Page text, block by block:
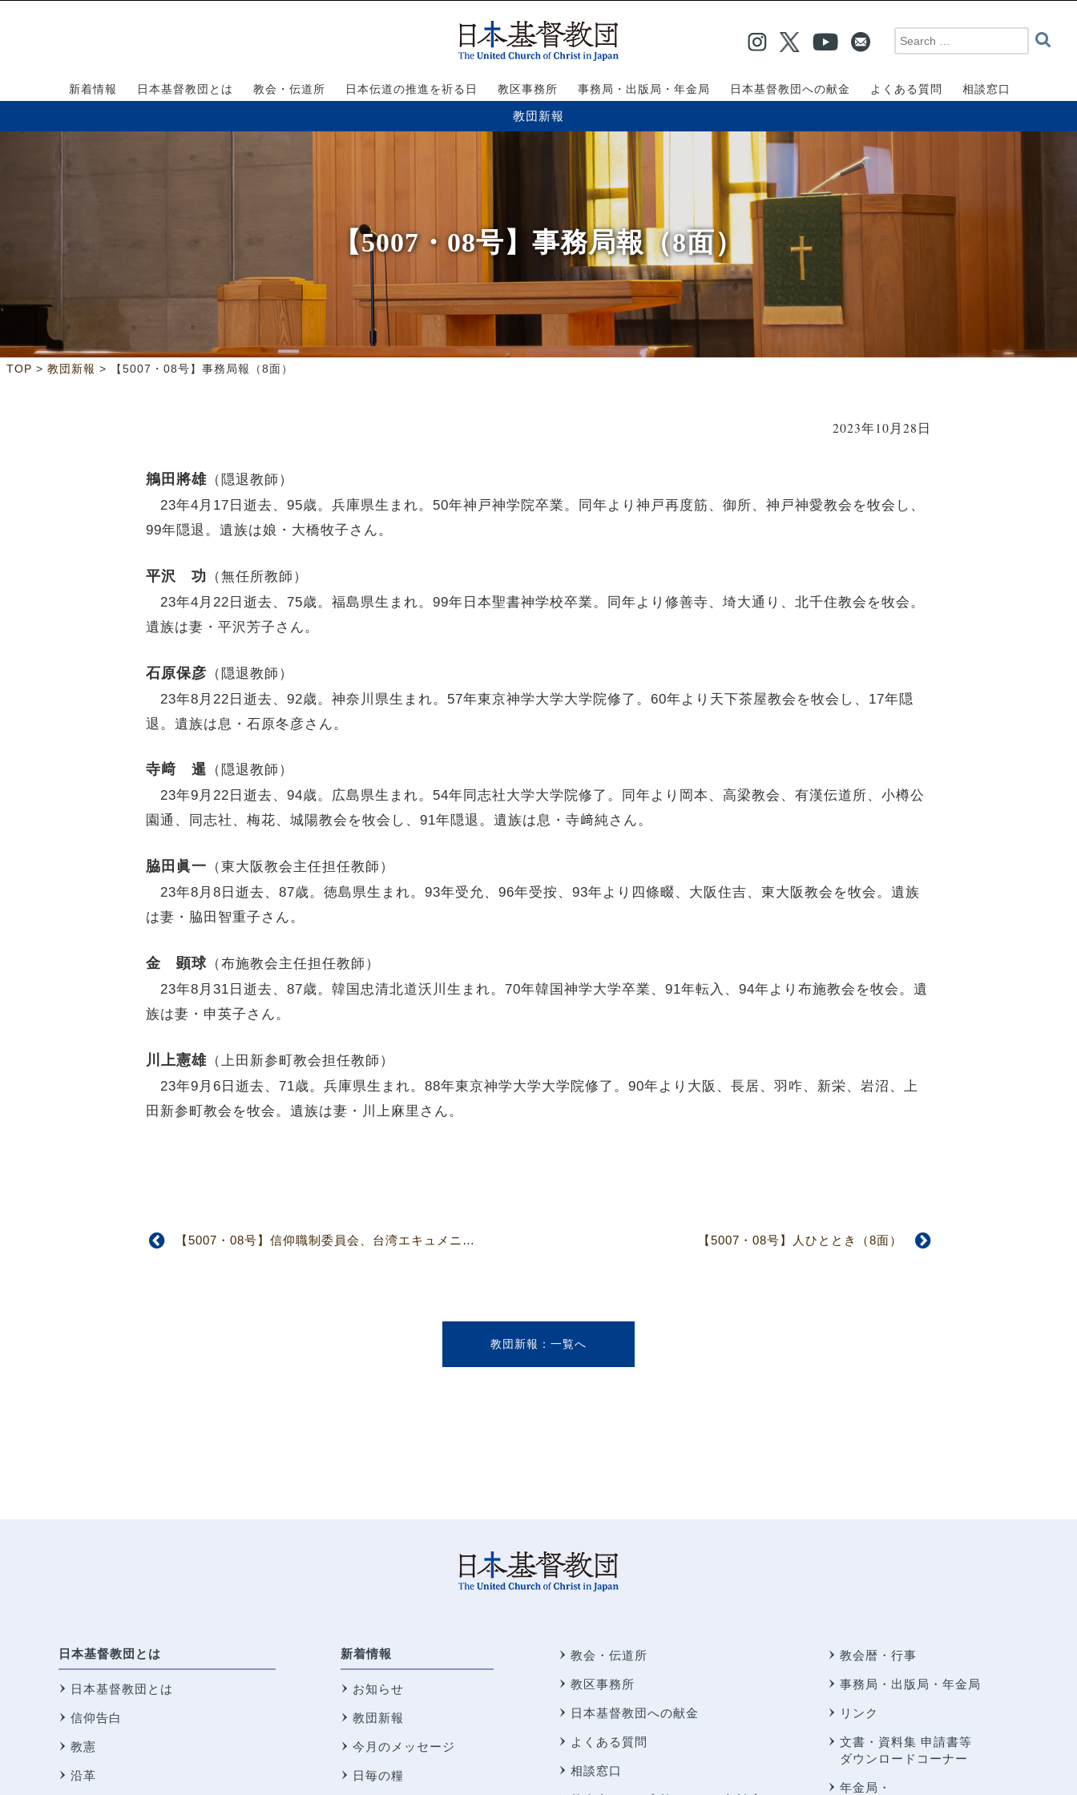
新着情報 日本基督教団とは 教会・伝道所 日本伝道の推進を祈る日 教区事務所 事務局・出版局・年金局 日本基督教団への献金 よくある質問 相談窓口
教団新報
【5007・08号】事務局報（8面）
TOP > 教団新報 > 【5007・08号】事務局報（8面）
2023年10月28日
鴘田將雄 （隠退教師）
23年4月17日逝去、95歳。兵庫県生まれ。50年神戸神学院卒業。同年より神戸再度筋、御所、神戸神愛教会を牧会し、
99年隠退。遺族は娘・大橋牧子さん。
平沢 功
（無任所教師）
23年4月22日逝去、75歳。福島県生まれ。99年日本聖書神学校卒業。同年より修善寺、埼大通り、北千住教会を牧会。
遺族は妻・平沢芳子さん。
石原保彦 （隠退教師）
23年8月22日逝去、92歳。神奈川県生まれ。57年東京神学大学大学院修了。60年より天下茶屋教会を牧会し、17年隠
退。遺族は息・石原冬彦さん。
寺﨑 暹 （隠退教師）
23年9月22日逝去、94歳。広島県生まれ。54年同志社大学大学院修了。同年より岡本、高梁教会、有漢伝道所、小樽公
園通、同志社、梅花、城陽教会を牧会し、91年隠退。遺族は息・寺﨑純さん。
脇田眞一 （東大阪教会主任担任教師）
23年8月8日逝去、87歳。徳島県生まれ。93年受允、96年受按、93年より四條畷、大阪住吉、東大阪教会を牧会。遺族
は妻・脇田智重子さん。
金 顕球 （布施教会主任担任教師）
23年8月31日逝去、87歳。韓国忠清北道沃川生まれ。70年韓国神学大学卒業、91年転入、94年より布施教会を牧会。遺
族は妻・申英子さん。
川上憲雄 （上田新参町教会担任教師）
23年9月6日逝去、71歳。兵庫県生まれ。88年東京神学大学大学院修了。90年より大阪、長居、羽咋、新栄、岩沼、上
田新参町教会を牧会。遺族は妻・川上麻里さん。
【5007・08号】信仰職制委員会、台湾エキュメニカル・フォーラム運営委員会（8面） 【5007・08号】人ひととき（8面）
教団新報
日本基督教団とは
日本基督教団とは
信仰告白
教憲
沿革
新着情報
お知らせ
教団新報
今月のメッセージ
日毎の糧
教会・伝道所
教区事務所
日本基督教団への献金
よくある質問
相談窓口
教会暦・行事
事務局・出版局・年金局
リンク
文書・資料集 申請書等
ダウンロードコーナー
年金局・